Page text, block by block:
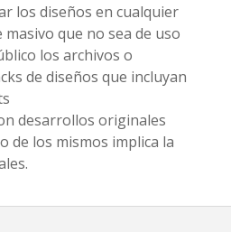
los diseños en cualquier
que no sea de uso
los archivos o
de diseños que incluyan
desarrollos originales
de los mismos implica la